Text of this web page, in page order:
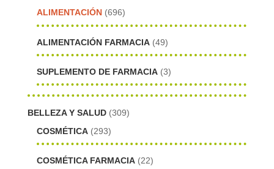
ALIMENTACIÓN (696)
ALIMENTACIÓN FARMACIA (49)
SUPLEMENTO DE FARMACIA (3)
BELLEZA Y SALUD (309)
COSMÉTICA (293)
COSMÉTICA FARMACIA (22)